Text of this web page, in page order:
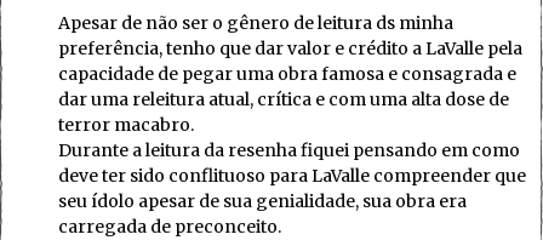
Apesar de não ser o gênero de leitura ds minha
preferência, tenho que dar valor e crédito a LaValle pela
capacidade de pegar uma obra famosa e consagrada e
dar uma releitura atual, crítica e com uma alta dose de
terror macabro.
Durante a leitura da resenha fiquei pensando em como
deve ter sido conflituoso para LaValle compreender que
seu ídolo apesar de sua genialidade, sua obra era
carregada de preconceito.